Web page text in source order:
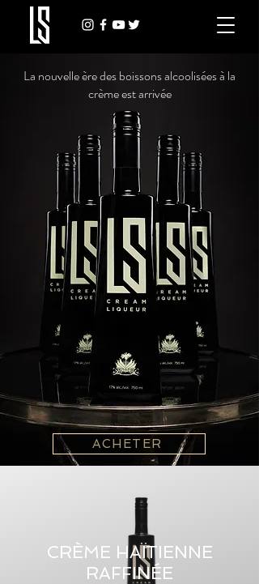
La nouvelle ère des boissons alcoolisées à la
crème est arrivée
ACHETER
CRÈME HAÏTIENNE
RAFFINÉE